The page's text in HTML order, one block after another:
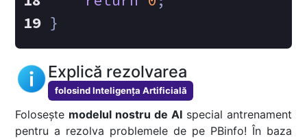
}
Explică rezolvarea
folosind Inteligența Artificială
Folosește modelul nostru de AIspecial antrenament
pentru a rezolva problemele de pe PBinfo! În baza